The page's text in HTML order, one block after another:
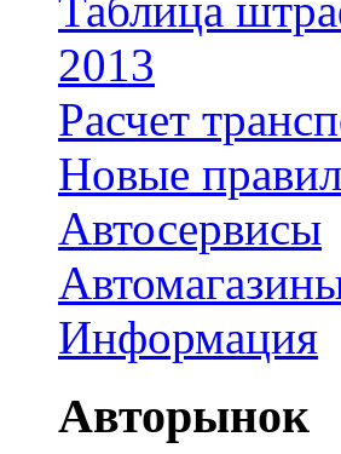
Таблица
2013
Расчет
Новые
Автосервисы
Информация
Авторынок